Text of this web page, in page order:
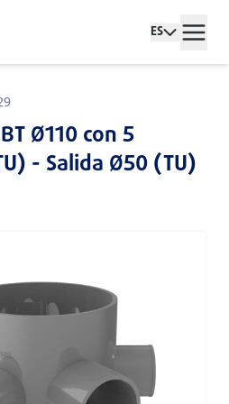
ES
Ø110 con 5
- Salida Ø50 (TU)